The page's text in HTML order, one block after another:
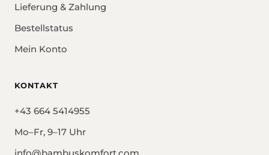
Lieferung & Zahlung
Bestellstatus
Mein Konto
KONTAKT
+43 664 5414955
Mo–Fr, 9–17 Uhr
info@bambuskomfort.com